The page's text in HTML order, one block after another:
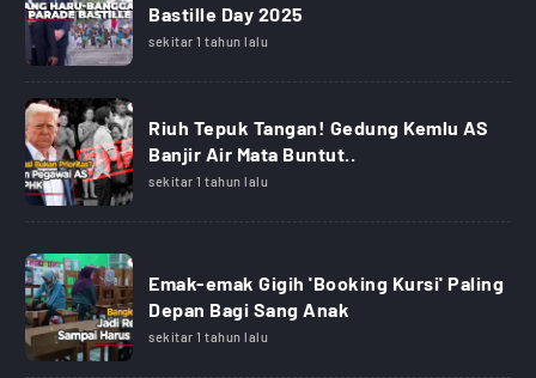
Bastille Day 2025
sekitar 1 tahun lalu
Riuh Tepuk Tangan! Gedung Kemlu AS
Banjir Air Mata Buntut..
sekitar 1 tahun lalu
Emak-emak Gigih 'Booking Kursi' Paling
Depan Bagi Sang Anak
sekitar 1 tahun lalu